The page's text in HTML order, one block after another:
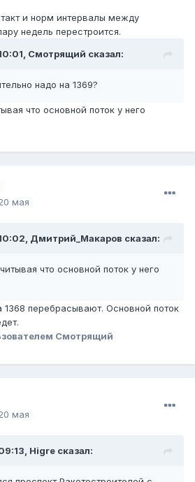
и норм интервалы между
недель перестроится.
Смотрящий сказал:
надо на 1369?
что основной поток у него
мая
Дмитрий_Макаров сказал:
что основной поток у него
1368 перебрасывают. Основной поток
Смотрящий
мая
Higre сказал: